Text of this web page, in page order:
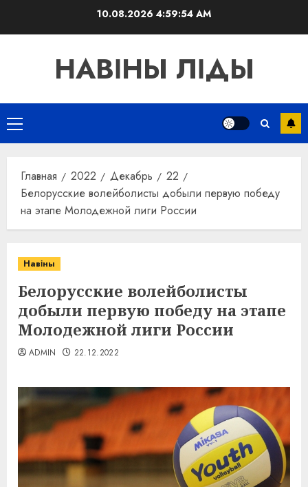
10.08.2026 4:59:55 AM
НАВІНЫ ЛІДЫ
Основное
меню
Главная 2022 Декабрь
22
Белорусские волейболисты добыли первую победу
на этапе Молодежной лиги России
Навіны
Белорусские волейболисты
добыли первую победу на этапе
Молодежной лиги России
ADMIN 22.12.2022